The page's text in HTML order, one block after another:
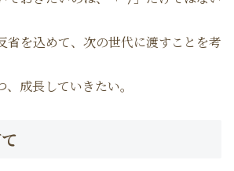
省を込めて、次の世代に渡すことを考
成長していきたい。